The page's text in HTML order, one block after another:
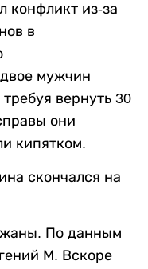
конфликт из-за
в
мужчин
вернуть 30
они
кипятком.
скончался на
По данным
М. Вскоре